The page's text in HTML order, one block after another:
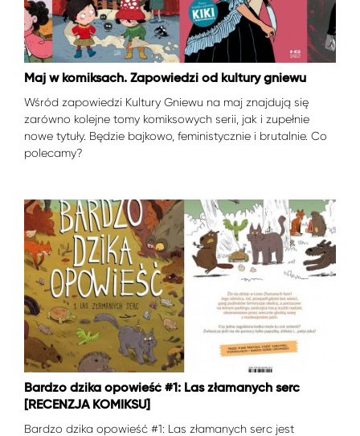
Maj w komiksach. Zapowiedzi od kultury gniewu
Wśród zapowiedzi Kultury Gniewu na maj znajdują się
zarówno kolejne tomy komiksowych serii, jak i zupełnie
nowe tytuły. Będzie bajkowo, feministycznie i brutalnie. Co
polecamy?
Bardzo dzika opowieść #1: Las złamanych serc
[RECENZJA KOMIKSU]
Bardzo dzika opowieść #1: Las złamanych serc jest